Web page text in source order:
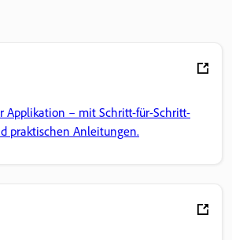
Applikation – mit Schritt-für-Schritt-
praktischen Anleitungen.